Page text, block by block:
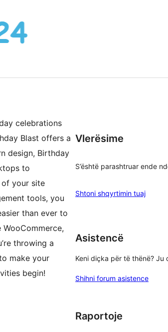
celebrations
Blast offers a
design, Birthday
to
your site
tools, you
than ever to
throwing a
make your
begin!
Vlerësime
S’është parashtruar ende
Shtoni shqyrtimin tuaj
Asistencë
Keni diçka për të thënë? Ju
Shihni forum asistence
Raportoje